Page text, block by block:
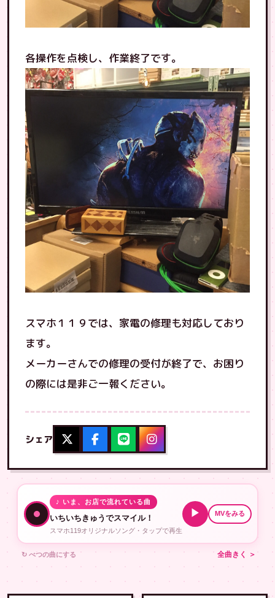
各操作を点検し、作業終了です。
スマホ１１９では、家電の修理も対応しており
ます。
メーカーさんでの修理の受付が終了で、お困り
の際には是非ご一報ください。
シェア
♪ いま、お店で流れている曲
いちいちきゅうでスマイル！
スマホ119オリジナルソング・タップで再生
▶ MVをみる
↻ べつの曲にする 全曲きく ＞